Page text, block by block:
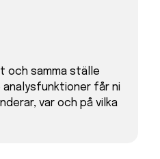
och samma ställe
analysfunktioner får ni
var och på vilka